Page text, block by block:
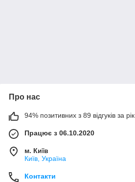
Про нас
94% позитивних з 89 відгуків за рік
Працює з 06.10.2020
м. Київ
Київ, Україна
Контакти